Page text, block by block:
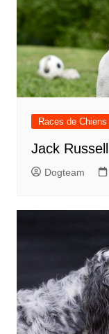
Races de Chiens
Jack Russell
Dogteam